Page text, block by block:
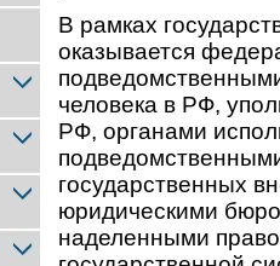
В рамках
оказывается
человека в РФ,
РФ, органами
государственных
юридическими
наделенными